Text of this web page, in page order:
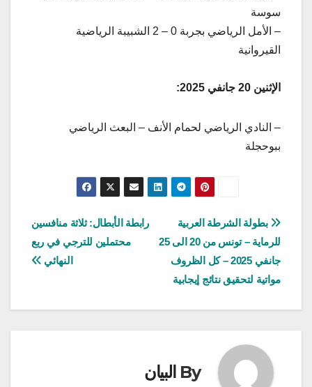
سوسة
– الأمل الرياضي بجربة 0 – 2 الشبيبة الرياضية
القيروانية
الإثنين 20 جانفي 2025:
– النادي الرياضي لحمام الأنف – البعث الرياضي
ببوحجلة
تصفّح
المقالات
رابطة الأبطال: ثلاثة منافسين
محتملين للترجي في ربع
النهائي
بطولة الشرطة العربية
للرماية – تونس من 20 الى 25
جانفي 2025 – كل الظروف
مواتية لتحقيق نتائج إيجابية
By البيان